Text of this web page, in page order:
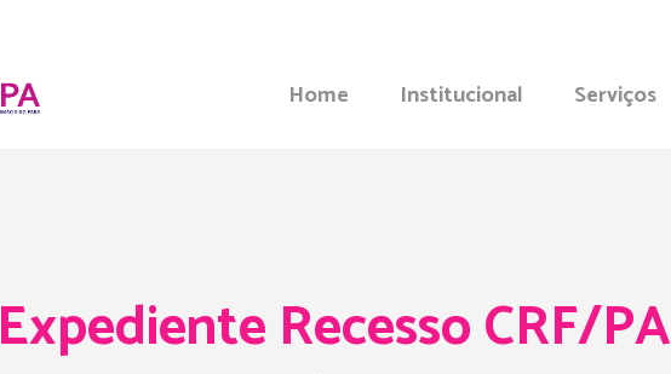
Home Institucional Serviços
Expediente Recesso CRF/PA